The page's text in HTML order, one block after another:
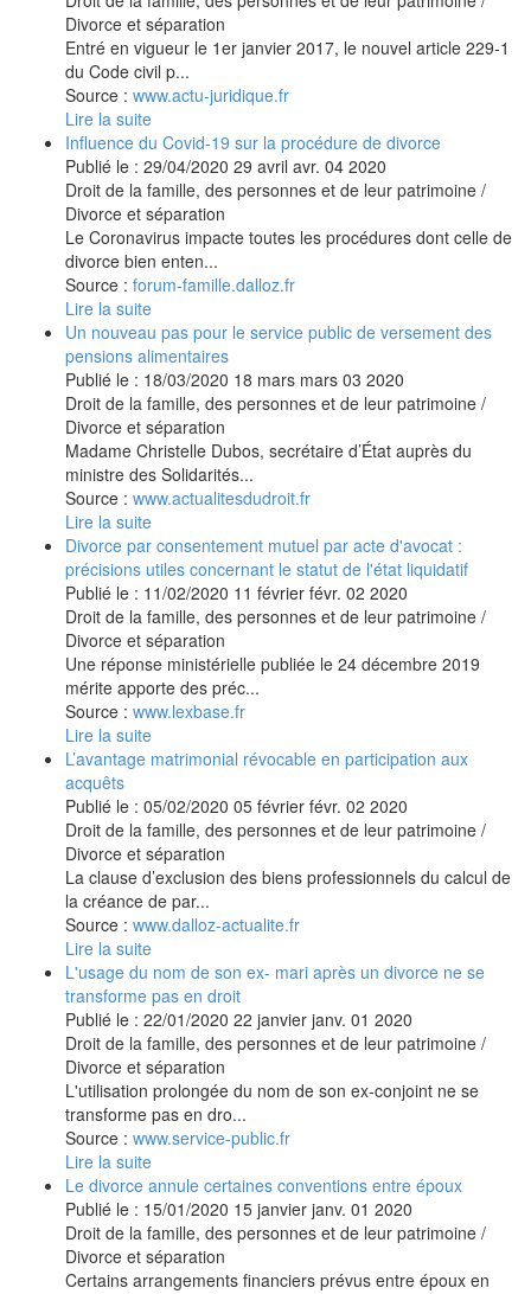
Divorce et séparation
Entré en vigueur le 1er janvier 2017, le nouvel article 229-1
du Code civil p...
Source : www.actu-juridique.fr
Lire la suite
Influence du Covid-19 sur la procédure de divorce
Publié le : 29/04/2020 29 avril avr. 04 2020
Droit de la famille, des personnes et de leur patrimoine /
Divorce et séparation
Le Coronavirus impacte toutes les procédures dont celle de
divorce bien enten...
Source : forum-famille.dalloz.fr
Lire la suite
Un nouveau pas pour le service public de versement des
pensions alimentaires
Publié le : 18/03/2020 18 mars mars 03 2020
Droit de la famille, des personnes et de leur patrimoine /
Divorce et séparation
Madame Christelle Dubos, secrétaire d’État auprès du
ministre des Solidarités...
Source : www.actualitesdudroit.fr
Lire la suite
Divorce par consentement mutuel par acte d'avocat :
précisions utiles concernant le statut de l'état liquidatif
Publié le : 11/02/2020 11 février févr. 02 2020
Droit de la famille, des personnes et de leur patrimoine /
Divorce et séparation
Une réponse ministérielle publiée le 24 décembre 2019
mérite apporte des préc...
Source : www.lexbase.fr
Lire la suite
L’avantage matrimonial révocable en participation aux
acquêts
Publié le : 05/02/2020 05 février févr. 02 2020
Droit de la famille, des personnes et de leur patrimoine /
Divorce et séparation
La clause d’exclusion des biens professionnels du calcul de
la créance de par...
Source : www.dalloz-actualite.fr
Lire la suite
L'usage du nom de son ex- mari après un divorce ne se
transforme pas en droit
Publié le : 22/01/2020 22 janvier janv. 01 2020
Droit de la famille, des personnes et de leur patrimoine /
Divorce et séparation
L'utilisation prolongée du nom de son ex-conjoint ne se
transforme pas en dro...
Source : www.service-public.fr
Lire la suite
Le divorce annule certaines conventions entre époux
Publié le : 15/01/2020 15 janvier janv. 01 2020
Droit de la famille, des personnes et de leur patrimoine /
Divorce et séparation
Certains arrangements financiers prévus entre époux en